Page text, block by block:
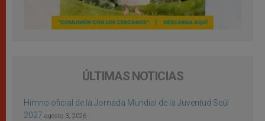
ÚLTIMAS NOTICIAS
Himno oficial de la Jornada Mundial de la Juventud Seúl
2027 agosto 3, 2026